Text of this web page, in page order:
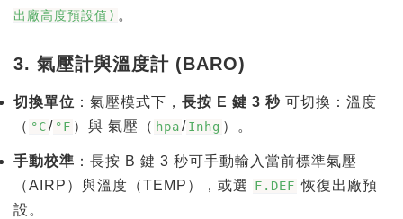
出廠高度預設值) 。
3. 氣壓計與溫度計 (BARO)
切換單位 ：氣壓模式下， 長按 E 鍵 3 秒 可切換：溫度
（ °C/ °F ）與 氣壓（ hpa/Inhg ）。
手動校準 ：長按 B 鍵 3 秒可手動輸入當前標準氣壓
（AIRP）與溫度（TEMP），或選
F.DEF 恢復出廠預
設。